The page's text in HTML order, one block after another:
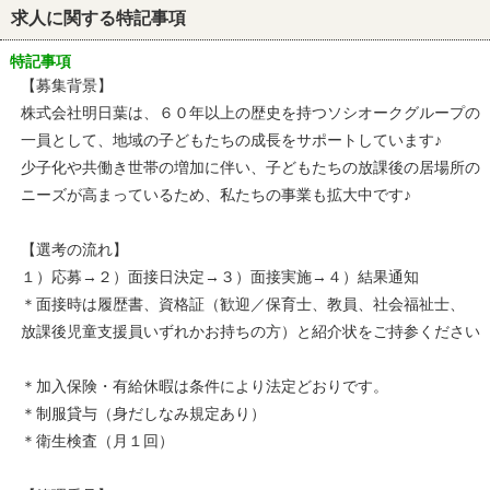
求人に関する特記事項
特記事項
【募集背景】
株式会社明日葉は、６０年以上の歴史を持つソシオークグループの
一員として、地域の子どもたちの成長をサポートしています♪
少子化や共働き世帯の増加に伴い、子どもたちの放課後の居場所の
ニーズが高まっているため、私たちの事業も拡大中です♪
【選考の流れ】
１）応募→２）面接日決定→３）面接実施→４）結果通知
＊面接時は履歴書、資格証（歓迎／保育士、教員、社会福祉士、
放課後児童支援員いずれかお持ちの方）と紹介状をご持参ください
＊加入保険・有給休暇は条件により法定どおりです。
＊制服貸与（身だしなみ規定あり）
＊衛生検査（月１回）